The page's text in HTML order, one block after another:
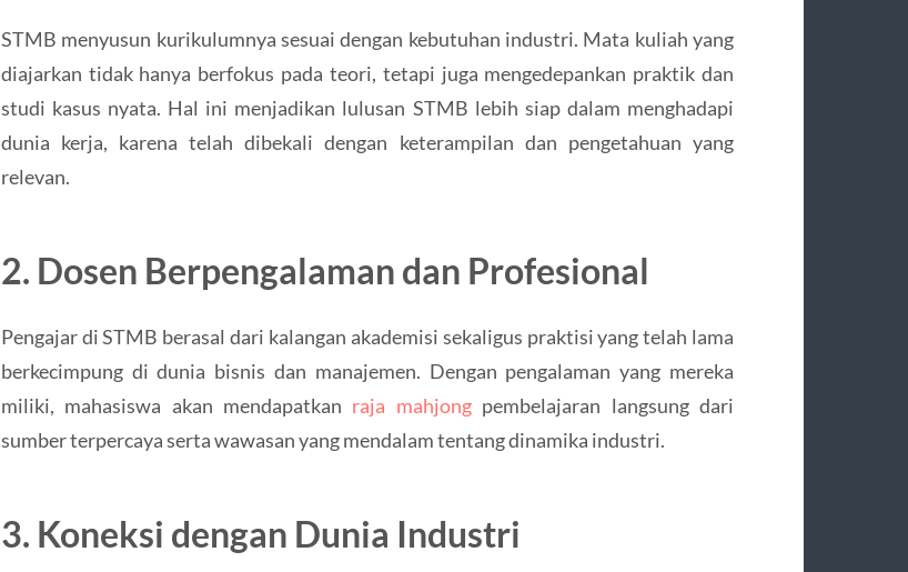
STMB menyusun kurikulumnya sesuai dengan kebutuhan industri. Mata kuliah yang
diajarkan tidak hanya berfokus pada teori, tetapi juga mengedepankan praktik dan
studi kasus nyata. Hal ini menjadikan lulusan STMB lebih siap dalam menghadapi
dunia kerja, karena telah dibekali dengan keterampilan dan pengetahuan yang
relevan.
2. Dosen Berpengalaman dan Profesional
Pengajar di STMB berasal dari kalangan akademisi sekaligus praktisi yang telah lama
berkecimpung di dunia bisnis dan manajemen. Dengan pengalaman yang mereka
miliki, mahasiswa akan mendapatkan raja mahjongpembelajaran langsung dari
sumber terpercaya serta wawasan yang mendalam tentang dinamika industri.
3. Koneksi dengan Dunia Industri